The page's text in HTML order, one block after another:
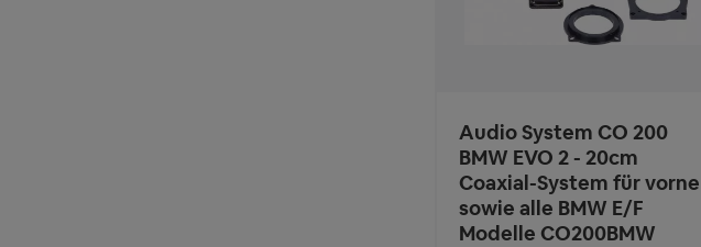
Audio System CO 200
BMW EVO 2 - 20cm
Coaxial-System für vorne
sowie alle BMW E/F
Modelle CO200BMW